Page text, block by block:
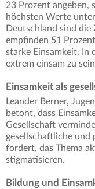
23 Prozent angeben,
höchsten Werte
Deutschland sind
empfinden 51
starke Einsamkeit. In
extrem einsam zu
Einsamkeit als
Leander Berner,
betont, dass
Gesellschaft
gesellschaftliche und
fordert, das Thema
stigmatisieren.
Bildung und